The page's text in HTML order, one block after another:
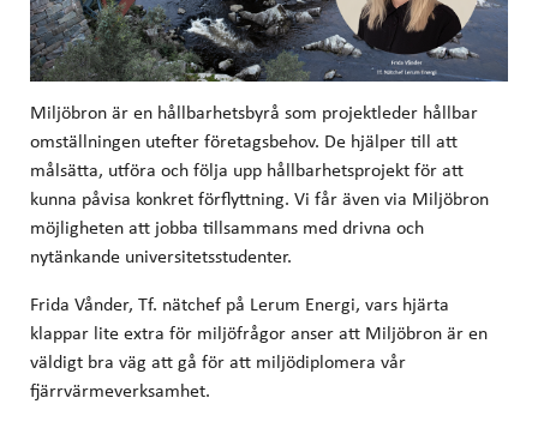
Miljöbron är en hållbarhetsbyrå som projektleder hållbar
omställningen utefter företagsbehov. De hjälper till att
målsätta, utföra och följa upp hållbarhetsprojekt för att
kunna påvisa konkret förflyttning. Vi får även via Miljöbron
möjligheten att jobba tillsammans med drivna och
nytänkande universitetsstudenter.
Frida Vånder, Tf. nätchef på Lerum Energi, vars hjärta
klappar lite extra för miljöfrågor anser att Miljöbron är en
väldigt bra väg att gå för att miljödiplomera vår
fjärrvärmeverksamhet.